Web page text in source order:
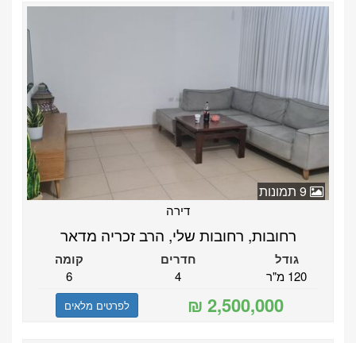
דירה
רחובות, רחובות שלי, הרב זכריה מדאר
גודל
120 מ"ר
חדרים
4
קומה
6
לפרטים מלאים